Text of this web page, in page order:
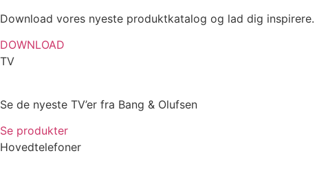
Download vores nyeste produktkatalog og lad dig inspirere.
DOWNLOAD
TV
Se de nyeste TV’er fra Bang & Olufsen
Se produkter
Hovedtelefoner